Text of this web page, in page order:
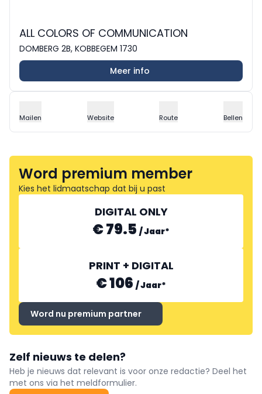
ALL COLORS OF COMMUNICATION
DOMBERG 2B, KOBBEGEM 1730
Meer info
Mailen Website Route Bellen
Word premium member
Kies het lidmaatschap dat bij u past
DIGITAL ONLY
€ 79.5 /Jaar*
PRINT + DIGITAL
€ 106 /Jaar*
Word nu premium partner
Zelf nieuws te delen?
Heb je nieuws dat relevant is voor onze redactie? Deel het
met ons via het meldformulier.